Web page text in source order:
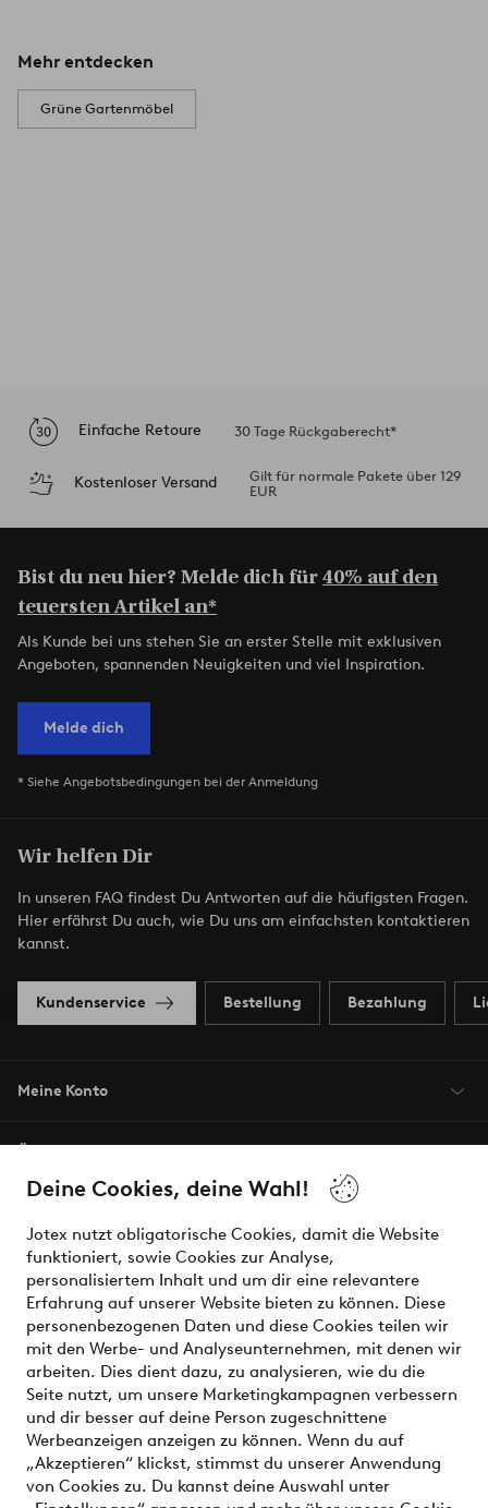
Deine Cookies, deine Wahl!
Jotex nutzt obligatorische Cookies, damit die Website
funktioniert, sowie Cookies zur Analyse,
personalisiertem Inhalt und um dir eine relevantere
Erfahrung auf unserer Website bieten zu können. Diese
personenbezogenen Daten und diese Cookies teilen wir
mit den Werbe- und Analyseunternehmen, mit denen wir
arbeiten. Dies dient dazu, zu analysieren, wie du die
Seite nutzt, um unsere Marketingkampagnen verbessern
und dir besser auf deine Person zugeschnittene
Werbeanzeigen anzeigen zu können. Wenn du auf
„Akzeptieren“ klickst, stimmst du unserer Anwendung
von Cookies zu. Du kannst deine Auswahl unter
Mehr entdecken
Grüne Gartenmöbel
Einfache Retoure 30 Tage Rückgaberecht*
Kostenloser Versand
Gilt für normale Pakete über 129
EUR
Bist du neu hier? Melde dich für40% auf den
teuersten Artikel an*
Als Kunde bei uns stehen Sie an erster Stelle mit exklusiven
Angeboten, spannenden Neuigkeiten und viel Inspiration.
Melde dich
* Siehe Angebotsbedingungen bei der Anmeldung
Wir helfen Dir
In unseren FAQ findest Du Antworten auf die häufigsten Fragen.
Hier erfährst Du auch, wie Du uns am einfachsten kontaktieren
kannst.
Kundenservice Bestellung Bezahlung
Meine Konto
Bedingungen
Sichere Zahlungen - Jetzt bezahlen oder aufteilen
Möchtest du mehr über unsere
Zahlungsmöglichkeitenerfahren?